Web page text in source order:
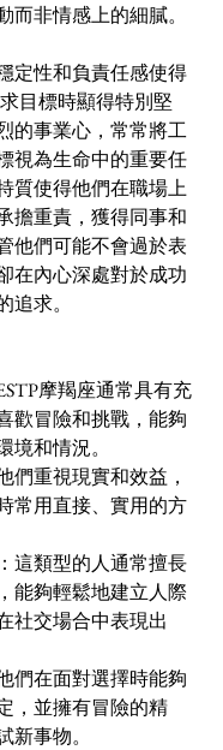
而非情感上的細膩。
定性和負責任感使得
目標時顯得特別堅
的事業心，常常將工
視為生命中的重要任
質使得他們在職場上
擔重責，獲得同事和
他們可能不會過於表
在內心深處對於成功
追求。
摩羯座通常具有充
歡冒險和挑戰，能夠
境和情況。
們重視現實和效益，
常用直接、實用的方
：這類型的人通常擅長
能夠輕鬆地建立人際
社交場合中表現出
們在面對選擇時能夠
，並擁有冒險的精
新事物。